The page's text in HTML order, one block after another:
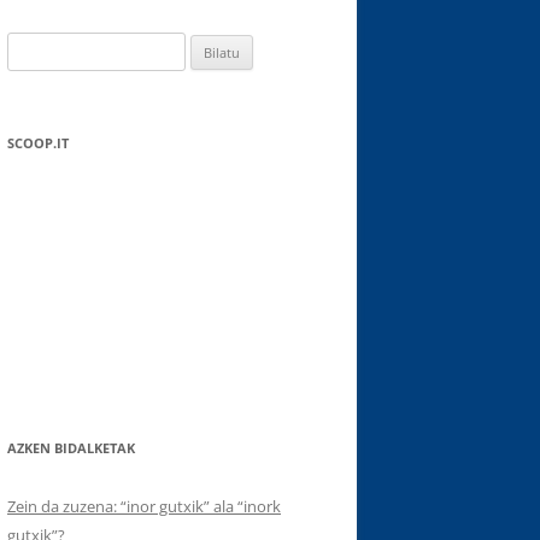
SCOOP.IT
AZKEN BIDALKETAK
Zein da zuzena: “inor gutxik” ala “inork
gutxik”?